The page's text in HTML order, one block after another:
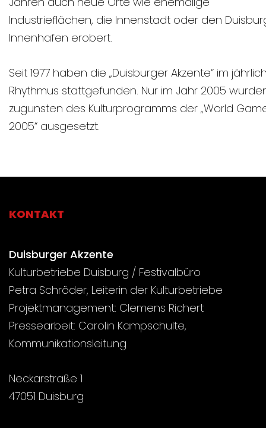
Industrieflächen, die Innenstadt oder den
Innenhafen erobert.
Seit 1977 haben die „Duisburger Akzente“ im
Rhythmus stattgefunden. Nur im Jahr 2005
zugunsten des Kulturprogramms der „World
2005“ ausgesetzt.
KONTAKT
Duisburger Akzente
Kulturbetriebe Duisburg / Festivalbüro
Petra Schröder, Leiterin der Kulturbetriebe
Projektmanagement: Clemens Richert
Pressearbeit: Carolin Kampschulte,
Kommunikationsleitung
Neckarstraße 1
47051 Duisburg